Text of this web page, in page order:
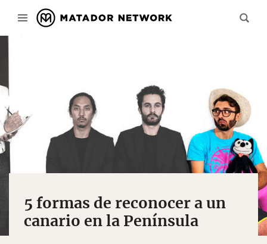
5 formas de reconocer a un
canario en la Península